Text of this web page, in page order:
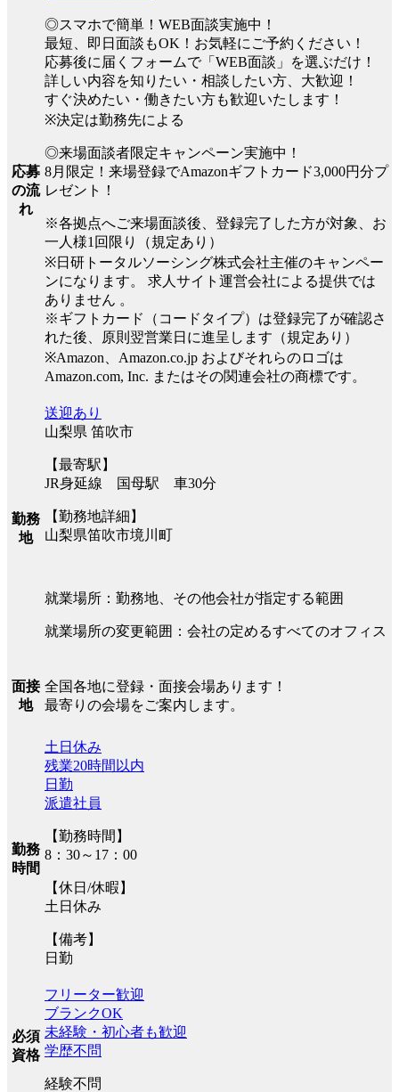
応募
の流
れ
◎スマホで簡単！WEB面談実施中！
最短、即日面談もOK！お気軽にご予約ください！
応募後に届くフォームで「WEB面談」を選ぶだけ！
詳しい内容を知りたい・相談したい方、大歓迎！
すぐ決めたい・働きたい方も歓迎いたします！
※決定は勤務先による
◎来場面談者限定キャンペーン実施中！
8月限定！来場登録でAmazonギフトカード3,000円分プ
レゼント！
※各拠点へご来場面談後、登録完了した方が対象、お
一人様1回限り（規定あり）
※日研トータルソーシング株式会社主催のキャンペー
ンになります。 求人サイト運営会社による提供では
ありません 。
※ギフトカード（コードタイプ）は登録完了が確認さ
れた後、原則翌営業日に進呈します（規定あり）
※Amazon、Amazon.co.jp およびそれらのロゴは
Amazon.com, Inc. またはその関連会社の商標です。
勤務
地
送迎あり
山梨県 笛吹市
【最寄駅】
JR身延線 国母駅 車30分
【勤務地詳細】
山梨県笛吹市境川町
就業場所：勤務地、その他会社が指定する範囲
就業場所の変更範囲：会社の定めるすべてのオフィス
面接
地
全国各地に登録・面接会場あります！
最寄りの会場をご案内します。
勤務
時間
土日休み
残業20時間以内
日勤
派遣社員
【勤務時間】
8：30～17：00
【休日/休暇】
土日休み
【備考】
日勤
必須
資格
フリーター歓迎
ブランクOK
未経験・初心者も歓迎
学歴不問
経験不問